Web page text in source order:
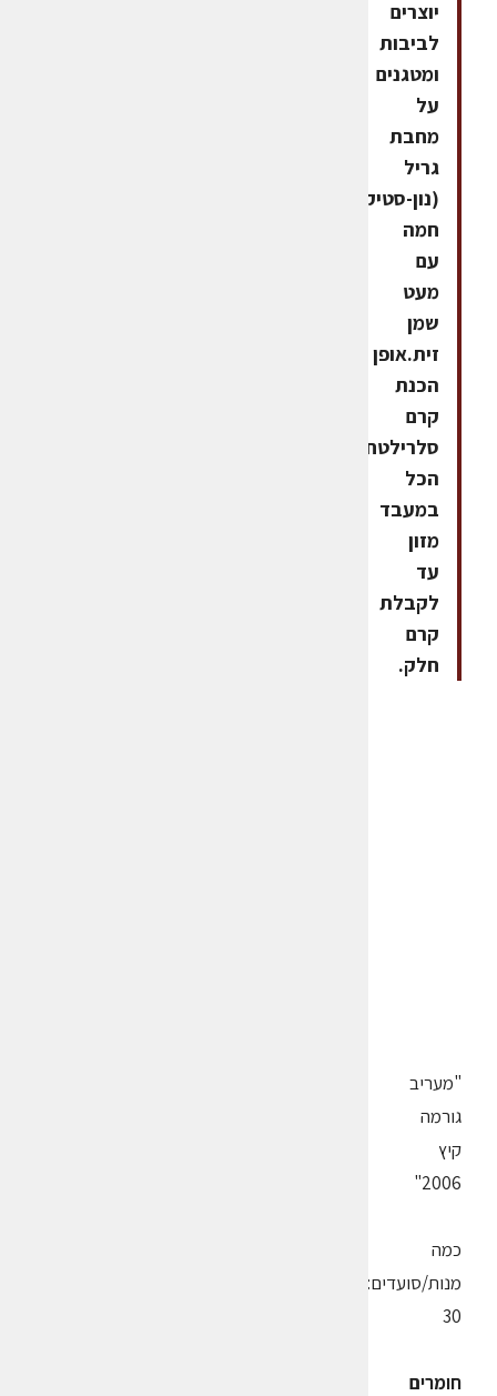
יוצרים
לביבות
ומטגנים
על
מחבת
גריל
(נון-סטיק)
חמה
עם
מעט
שמן
זית.אופן
הכנת
קרם
סלרילטחון
הכל
במעבד
מזון
עד
לקבלת
קרם
חלק.
"מעריב
גורמה
קיץ
2006"
כמה
מנות/סועדים:
30
חומרים